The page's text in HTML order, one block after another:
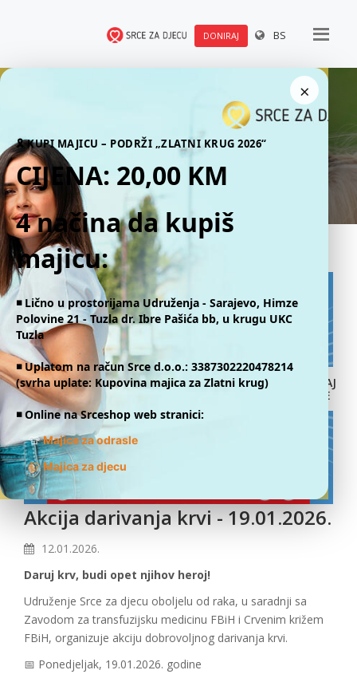
DONIRAJ BS
×
🎗 KUPI MAJICU – PODRŽI „ZLATNI KRUG 2026“
CIJENA: 20,00 KM
4 načina da kupiš
majicu:
◾️ Lično u prostorijama Udruženja - Sarajevo, Himze
Polovine 21 - Tuzla dr. Ibre Pašića bb, u krugu UKC
Tuzla
◾️ Uplatom na račun Srce d.o.o.: 3387302220478214
(svrha uplate: Kupovina majica za Zlatni krug)
◾️ Online na Srceshop web stranici:
👕Majice za odrasle
👕Majica za djecu
DONIRAJ
ONLINE
Najava događaja
Akcija darivanja krvi - 19.01.2026.
12.01.2026.
Daruj krv, budi opet njihov heroj!
Udruženje Srce za djecu oboljelu od raka, u saradnji sa
Zavodom za transfuzijsku medicinu FBiH i Crvenim križem
FBiH, organizuje akciju dobrovoljnog darivanja krvi.
📅 Ponedjeljak, 19.01.2026. godine